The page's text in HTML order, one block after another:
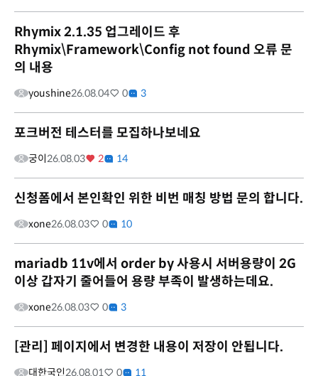
Rhymix 2.1.35 업그레이드 후
Rhymix\Framework\Config not found 오류 문
의 내용
youshine26.08.04 0 3
포크버전 테스터를 모집하나보네요
궁이26.08.03 2 14
신청폼에서 본인확인 위한 비번 매칭 방법 문의 합니다.
xone26.08.03 0 10
mariadb 11v에서 order by 사용시 서버용량이 2G
이상 갑자기 줄어들어 용량 부족이 발생하는데요.
xone26.08.03 0 3
[관리] 페이지에서 변경한 내용이 저장이 안됩니다.
대한국인26.08.01 0 11